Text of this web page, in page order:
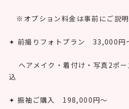
※オプション料金は事前にご説
✦ 前撮りフォトプラン 33,000円
ヘアメイク・着付け・写真2ポー
込
✦ 振袖ご購入 198,000円〜